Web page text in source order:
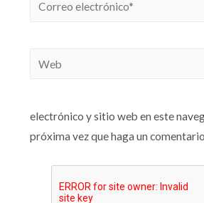
electrónico y sitio web en este
próxima vez que haga un comentario.